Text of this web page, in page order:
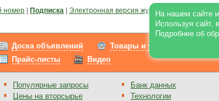
На нашем сайте
Используя сайт,
Подробнее об
номер Подписка Электронная версия журнала |Отзывы|
Доска объявлений Товары и услуги
Прайс-листы
Видео
Популярные запросы
Цены на вторсырье
Банк данных
Технологии